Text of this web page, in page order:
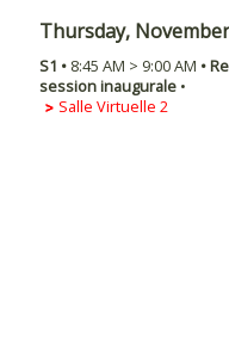
Thursday,
S1 • 8:45 AM > 9:00 AM •
session inaugurale •
Salle Virtuelle 2